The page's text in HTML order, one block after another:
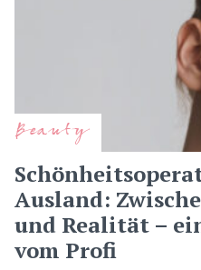
Beauty
Ausland:
und Realität –
vom Profi